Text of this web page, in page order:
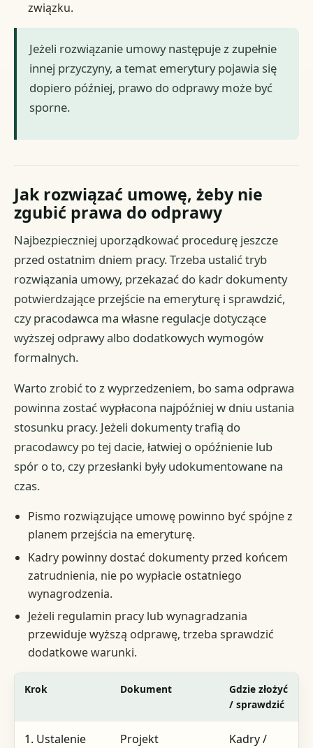
związku.
Jeżeli rozwiązanie umowy następuje z zupełnie
innej przyczyny, a temat emerytury pojawia się
dopiero później, prawo do odprawy może być
sporne.
Jak rozwiązać umowę, żeby nie
zgubić prawa do odprawy
Najbezpieczniej uporządkować procedurę jeszcze
przed ostatnim dniem pracy. Trzeba ustalić tryb
rozwiązania umowy, przekazać do kadr dokumenty
potwierdzające przejście na emeryturę i sprawdzić,
czy pracodawca ma własne regulacje dotyczące
wyższej odprawy albo dodatkowych wymogów
formalnych.
Warto zrobić to z wyprzedzeniem, bo sama odprawa
powinna zostać wypłacona najpóźniej w dniu ustania
stosunku pracy. Jeżeli dokumenty trafią do
pracodawcy po tej dacie, łatwiej o opóźnienie lub
spór o to, czy przesłanki były udokumentowane na
czas.
Pismo rozwiązujące umowę powinno być spójne z
planem przejścia na emeryturę.
Kadry powinny dostać dokumenty przed końcem
zatrudnienia, nie po wypłacie ostatniego
wynagrodzenia.
Jeżeli regulamin pracy lub wynagradzania
przewiduje wyższą odprawę, trzeba sprawdzić
dodatkowe warunki.
Krok Dokument
Gdzie złożyć
/ sprawdzić
1. Ustalenie
Projekt
Kadry /